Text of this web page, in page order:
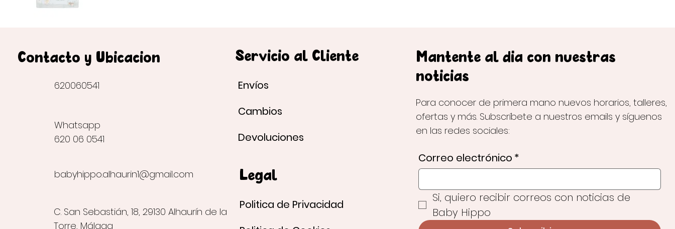
Contacto y Ubicación
620060541
Whatsapp
620 06 0541
babyhippo.alhaurin1@gmail.com
C. San Sebastián, 18, 29130 Alhaurín de la
Torre, Málaga
Servicio al Cliente
Envíos
Cambios
Devoluciones
Legal
Politica de Privacidad
Mantente al día con nuestras
noticias
Para conocer de primera mano nuevos horarios, talleres,
ofertas y más. Subscríbete a nuestros emails y síguenos
en las redes sociales:
Correo electrónico *
Si, quiero recibir correos con noticias de
Baby Hippo